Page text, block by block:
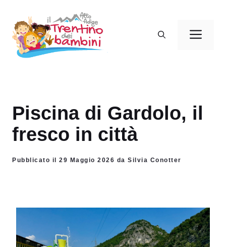
contenuto
Piscina di Gardolo, il
fresco in città
Pubblicato il 29 Maggio 2026 da Silvia Conotter